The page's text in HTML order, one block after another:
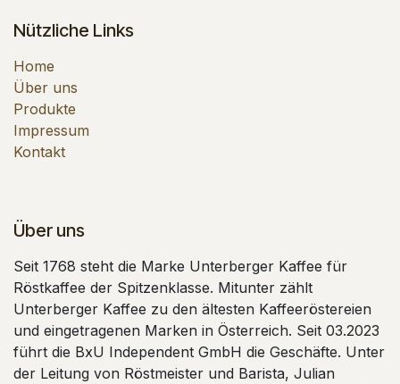
Nützliche Links
Home
Über uns
Produkte
Impressum
Kontakt
Über uns
Seit 1768 steht die Marke Unterberger Kaffee für
Röstkaffee der Spitzenklasse. Mitunter zählt
Unterberger Kaffee zu den ältesten Kaffeeröstereien
und eingetragenen Marken in Österreich. Seit 03.2023
führt die BxU Independent GmbH die Geschäfte. Unter
der Leitung von Röstmeister und Barista, Julian